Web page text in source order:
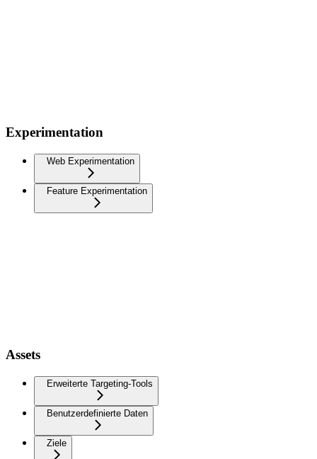
Experimentation
Web Experimentation
Feature Experimentation
Assets
Erweiterte Targeting-Tools
Benutzerdefinierte Daten
Ziele